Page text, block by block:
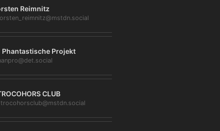
Reimnitz
Phantastische Projekt
CLUB